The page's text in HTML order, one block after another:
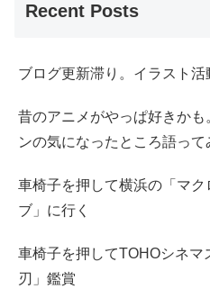
Recent Posts
ブログ更新滞り。イラスト
昔のアニメがやっぱ好きか
ンの気になったところ語って
車椅子を押して横浜の「マ
ブ」に行く
車椅子を押してTOHOシネマ
刃」鑑賞